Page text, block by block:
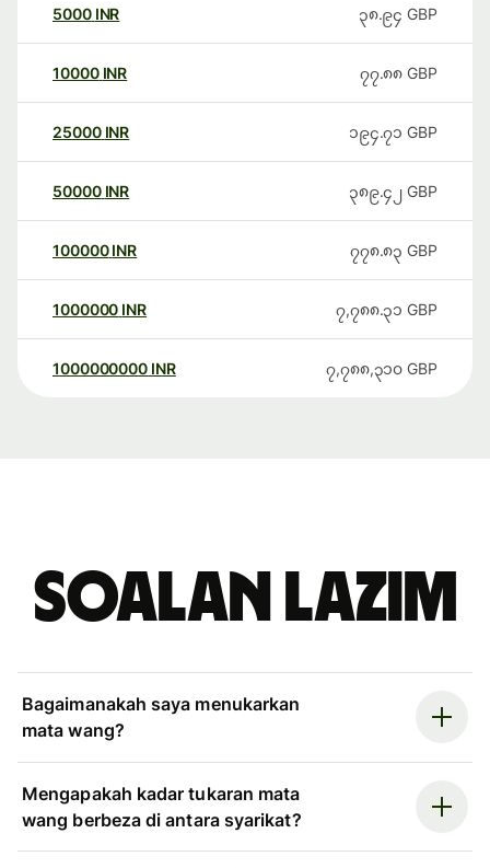
5000 INR ၃၈.၉၄ GBP
10000 INR ၇၇.၈၈ GBP
25000 INR ၁၉၄.၇၁ GBP
50000 INR ၃၈၉.၄၂ GBP
100000 INR ၇၇၈.၈၃ GBP
1000000 INR ၇,၇၈၈.၃၁ GBP
1000000000 INR ၇,၇၈၈,၃၁၀ GBP
Soalan Lazim
Bagaimanakah saya menukarkan
mata wang?
Mengapakah kadar tukaran mata
wang berbeza di antara syarikat?